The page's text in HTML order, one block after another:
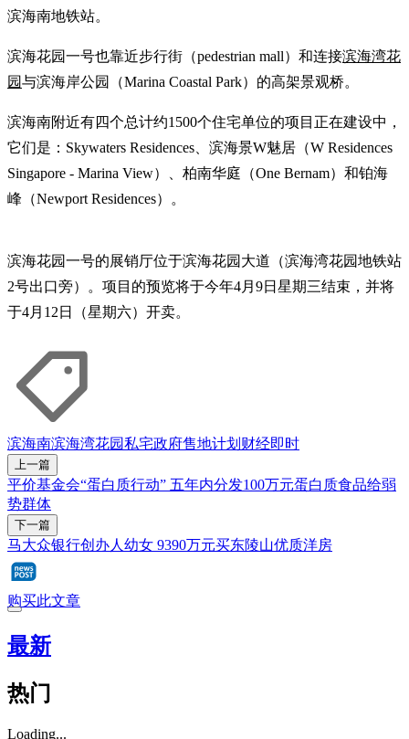
滨海南地铁站。
滨海花园一号也靠近步行街（pedestrian mall）和连接滨海湾花
园与滨海岸公园（Marina Coastal Park）的高架景观桥。
滨海南附近有四个总计约1500个住宅单位的项目正在建设中，
它们是：Skywaters Residences、滨海景W魅居（W Residences
Singapore - Marina View）、柏南华庭（One Bernam）和铂海
峰（Newport Residences）。
滨海花园一号的展销厅位于滨海花园大道（滨海湾花园地铁站
2号出口旁）。项目的预览将于今年4月9日星期三结束，并将
于4月12日（星期六）开卖。
滨海南滨海湾花园私宅政府售地计划 财经即时
上一篇
平价基金会“蛋白质行动” 五年内分发100万元蛋白质食品给弱
势群体
下一篇
马大众银行创办人幼女 9390万元买东陵山优质洋房
购买此文章
最新
热门
Loading...